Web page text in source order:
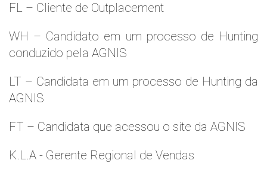
FL – Cliente de Outplacement
WH – Candidato em um processo de Hunting
conduzido pela AGNIS
LT – Candidata em um processo de Hunting da
AGNIS
FT – Candidata que acessou o site da AGNIS
K.L.A - Gerente Regional de Vendas